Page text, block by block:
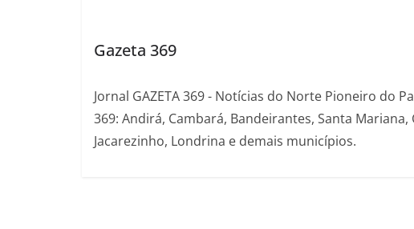
Gazeta 369
Jornal GAZETA 369 - Notícias do Norte Pioneiro do
369: Andirá, Cambará, Bandeirantes, Santa
Jacarezinho, Londrina e demais municípios.